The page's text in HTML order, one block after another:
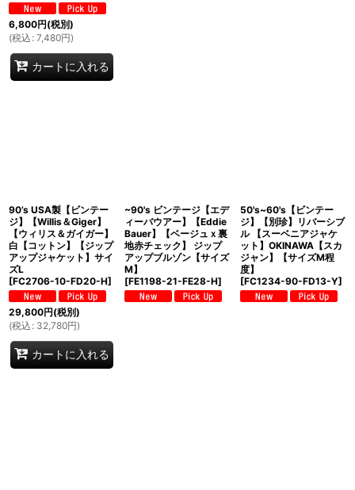
6,800円(税別)
(税込 : 7,480円)
カートに入れる
90’s USA製【ビンテー
ジ】【Willis＆Giger】
【ウィリス＆ガイガー】
白【コットン】【ジップ
アップジャケット】サイ
ズL
[FC2706-10-FD20-H]
29,800円(税別)
(税込 : 32,780円)
カートに入れる
~90's ビンテージ【エデ
ィーバウアー】【Eddie
Bauer】【ベージュｘ裏
地赤チェック】 ジップ
アップブルゾン【サイズ
M】
[FE1198-21-FE28-H]
50's~60's【ビンテー
ジ】【別珍】リバーシブ
ル 【スーベニアジャケ
ット】OKINAWA【スカ
ジャン】【サイズM程
度】
[FC1234-90-FD13-Y]